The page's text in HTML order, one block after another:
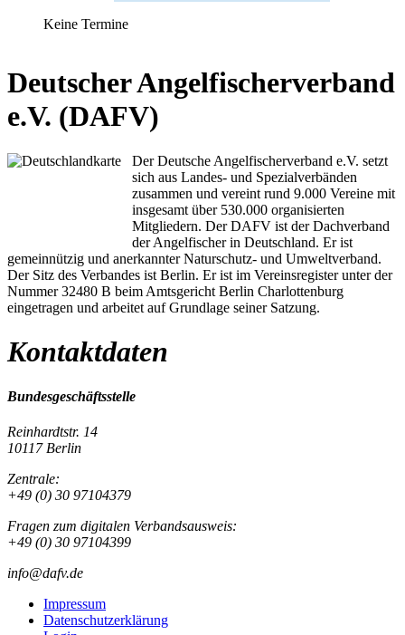
Keine Termine
Deutscher Angelfischerverband
e.V. (DAFV)
Der Deutsche Angelfischerverband e.V. setzt
sich aus Landes- und Spezialverbänden
zusammen und vereint rund 9.000 Vereine mit
insgesamt über 530.000 organisierten
Mitgliedern. Der DAFV ist der Dachverband
der Angelfischer in Deutschland. Er ist
gemeinnützig und anerkannter Naturschutz- und Umweltverband.
Der Sitz des Verbandes ist Berlin. Er ist im Vereinsregister unter der
Nummer 32480 B beim Amtsgericht Berlin Charlottenburg
eingetragen und arbeitet auf Grundlage seiner Satzung.
Kontaktdaten
Bundesgeschäftsstelle
Reinhardtstr. 14
10117 Berlin
Zentrale:
+49 (0) 30 97104379
Fragen zum digitalen Verbandsausweis:
+49 (0) 30 97104399
info@dafv.de
Impressum
Datenschutzerklärung